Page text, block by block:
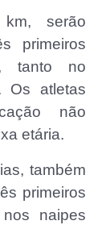
serão
primeiros
tanto no
Os atletas
não
etária.
também
primeiros
naipes